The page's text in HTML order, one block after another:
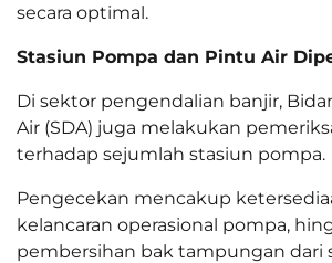
secara optimal.
Stasiun Pompa dan Pintu Air
Di sektor pengendalian banjir,
Air (SDA) juga melakukan
terhadap sejumlah stasiun pompa.
Pengecekan mencakup
kelancaran operasional pompa,
pembersihan bak tampungan dari